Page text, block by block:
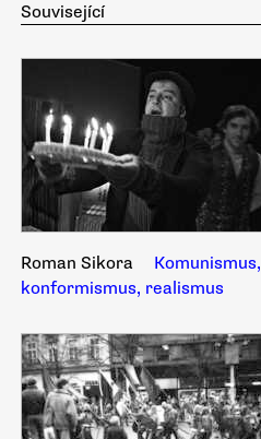
Související
Roman Sikora
Komunismus,
konformismus, realismus